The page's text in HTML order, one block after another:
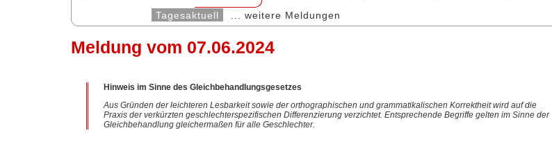
Tagesaktuell ... weitere Meldungen
Meldung vom 07.06.2024
Hinweis im Sinne des Gleichbehandlungsgesetzes
Aus Gründen der leichteren Lesbarkeit sowie der orthographischen und grammatikalischen Korrektheit wird auf die
Praxis der verkürzten geschlechterspezifischen Differenzierung verzichtet. Entsprechende Begriffe gelten im Sinne der
Gleichbehandlung gleichermaßen für alle Geschlechter.